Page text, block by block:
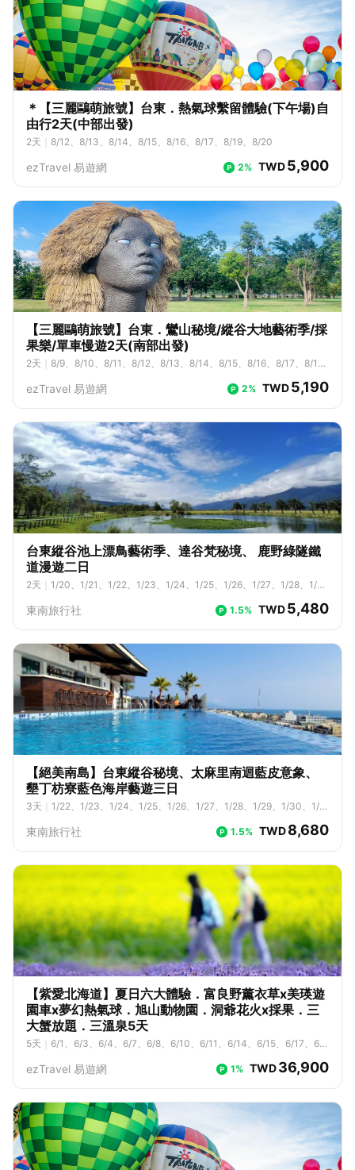
23、9/24、9/25、9/26、9/27、9/28、9/29、9/30、10/1、10/2、10/
3、10/4、10/5、10/6、10/7、10/8、10/9、10/10、10/11、10/12、1
0/13、10/14、10/15、10/16、10/17、10/18、10/19、10/20、10/2
1、10/22、10/23、10/24、10/25、10/26、10/27、10/28、10/29、1
0/30、10/31、11/1、11/2、11/3、11/4、11/5、11/6、11/7、11/8、11/
9、11/10、11/11、11/12、11/13、11/14、11/15、11/16、11/17、11/1
8、11/19、11/20、11/21、11/22、11/23、11/24、11/25、11/26、11/2
7、11/28、11/29、11/30、12/1、12/2、12/3、12/4、12/5、12/6、12/
7、12/8、12/9、12/10、12/11、12/12、12/13、12/14、12/15、12/1
6、12/17、12/18、12/19、12/20、12/21、12/22、12/23、12/24、12/
10/12、10/13、10/14、10/15、10/16、10/17、10/18、10/19、10/2
0、10/21、10/22、10/23、10/24、10/27、10/28、10/29、10/30、1
0/31、11/1、11/2、11/3、11/4、11/5、11/6、11/7、11/8、11/9、11/1
0、11/11、11/12、11/13、11/14、11/15、11/16、11/17、11/18、11/1
9、11/20、11/21、11/22、11/23、11/24、11/25、11/26、11/27、11/2
8、11/29、11/30、12/1、12/2、12/3、12/4、12/5、12/6、12/7、12/
8、12/9、12/10、12/11、12/12、12/13、12/14、12/15、12/16、12/1
7、12/18、12/19、12/20、12/21、12/22、12/23、12/24、12/25、12/
26、12/27、12/28、12/29
＊【三麗鷗萌旅號】台東．熱氣球繫留體驗(下午場)自
由行2天(中部出發)
2天 8/12、8/13、8/14、8/15、8/16、8/17、8/19、8/20
ezTravel 易遊網 2% TWD5,900
【三麗鷗萌旅號】台東．鸞山秘境/縱谷大地藝術季/採
果樂/單車慢遊2天(南部出發)
2天
8/9、8/10、8/11、8/12、8/13、8/14、8/15、8/16、8/17、8/1
8、8/29、8/30、8/31、9/1、9/2、9/3、9/4、9/5、9/6、9/7、9/8、
9、9/20、9/21、9/22、9/23、9/24、9/25、9/26、9/27、9/28、9/2
9、9/30、10/1、10/2、10/3、10/4、10/5、10/6、10/7、10/8、10/
9、10/10、10/11、10/12、10/13、10/14、10/15、10/16、10/17、1
0/18、10/19、10/20、10/21、10/22、10/23、10/24、10/25、10/2
6、10/27、10/28、10/29、10/30、10/31、11/1、11/2、11/3、11/4、
11/5、11/6、11/7、11/8、11/9、11/10、11/11、11/12、11/13、11/14、
11/15、11/16、11/17、11/18、11/19、11/20、11/21、11/22、11/23、1
1/24、11/25、11/26、11/27、11/28、11/29、11/30、12/1、12/2、12/
3、12/4、12/5、12/6、12/7、12/8、12/9、12/10、12/11、12/12、12/
13、12/14、12/15、12/16、12/17、12/18、12/19、12/20、12/21、12/
22、12/23、12/24、12/25、12/26、12/27、12/28、12/29、12/30、1
2/31
ezTravel 易遊網 2% TWD5,190
台東縱谷池上漂鳥藝術季、達谷梵秘境、 鹿野綠隧鐵
道漫遊二日
2天
1/20、1/21、1/22、1/23、1/24、1/25、1/26、1/27、1/28、1/2
0、2/11、2/12、2/13、2/14、2/23、2/24、2/25、2/26、2/27、2/2
3/12、3/13、3/14、3/15、3/16、3/17、3/18、3/19、3/20、3/21、
3/22、3/23、3/24、3/25、3/26、3/27、3/28、3/29、3/30、3/3
1、4/1、4/2、4/3、4/4、4/5、4/6、4/7、4/8、4/9、4/10、4/11、
4/12、4/13、4/14、4/15、4/16、4/17、4/18、4/19、4/20、4/21、
4/22、4/23、4/24、4/25、4/26、4/27、4/28、4/29、4/30、5/1、
5/2、5/3、5/4、5/5、5/6、5/7、5/8、5/9、5/10、5/11、5/12、5/1
3、5/14、5/15、5/16、5/17、5/18、5/19、5/20、5/21、5/22、5/2
3、5/24、5/25、5/26、5/27、5/28、5/29、5/30、5/31、6/1、6/2、
6/3、6/4、6/5、6/6、6/7、6/8、6/9、6/10、6/11、6/12、6/13、6/1
4、6/15、6/16、6/17、6/18、6/19、6/20、6/21、6/22、6/23、6/2
4、6/25、6/26、6/27、6/28、6/29、6/30、7/1、7/2、7/3、7/4、7/
5、7/6、7/7、7/8、7/9、7/10、7/11、7/12、7/13、7/14、7/15、7/1
6、7/17、7/18、7/19、7/20、7/21、7/22、7/23、7/24、7/25、7/2
6、7/27、7/28、7/29、7/30、7/31、8/1、8/2、8/3、8/4、8/5、8/
6、8/7、8/8、8/9、8/10、8/11、8/12、8/13、8/14、8/15、8/16、8/1
7、8/28、8/29、8/30、8/31、9/1、9/2、9/3、9/4、9/5、9/6、9/7、
9/8、9/9、9/10、9/11、9/12、9/13、9/14、9/15、9/16、9/17、9/1
8、9/19、9/20、9/21、9/22、9/23、9/24、9/25、9/26、9/27、9/2
8、9/29、9/30、10/1、10/2、10/3、10/4、10/5、10/6、10/7、10/
8、10/9、10/10、10/11、10/12、10/13、10/14、10/15、10/16、10/
17、10/18、10/19、10/20、10/21、10/22、10/23、10/24、10/25、
10/26、10/27、10/28、10/29、10/30、10/31、11/1、11/2、11/3、1
1/4、11/5、11/6、11/7、11/8、11/9、11/10、11/11、11/12、11/13、1
1/14、11/15、11/16、11/17、11/18、11/19、11/20、11/21、11/22、1
1/23、11/24、11/25、11/26、11/27、11/28、11/29、11/30、12/1、1
2/2、12/3、12/4、12/5、12/6、12/7、12/8、12/9、12/10、12/11、1
2/12、12/13、12/14、12/15、12/16、12/17、12/18、12/19、12/20、1
2/21、12/22、12/23、12/24、12/25、12/26、12/27、12/28、12/29、
東南旅行社 1.5% TWD5,480
【絕美南島】台東縱谷秘境、太麻里南迴藍皮意象、
墾丁枋寮藍色海岸藝遊三日
3天
1/22、1/23、1/24、1/25、1/26、1/27、1/28、1/29、1/30、1/3
2、2/13、2/23、2/24、2/25、2/26、2/27、2/28、3/1、3/2、3/3、
3/15、3/16、3/17、3/18、3/19、3/20、3/21、3/22、3/23、3/24、
3/25、3/26、3/27、3/28、3/29、3/30、3/31、4/1、4/2、4/3、4/
4、4/5、4/6、4/7、4/8、4/9、4/10、4/11、4/12、4/13、4/14、4/1
5、4/16、4/17、4/18、4/19、4/20、4/21、4/22、4/23、4/24、4/2
5、4/26、4/27、4/28、4/29、4/30、5/1、5/2、5/3、5/4、5/5、5/
6、5/7、5/8、5/9、5/10、5/11、5/12、5/13、5/14、5/15、5/16、5/1
7、5/18、5/19、5/20、5/21、5/22、5/23、5/24、5/25、5/26、5/2
7、5/28、5/29、5/30、5/31、6/1、6/2、6/3、6/4、6/5、6/6、6/7、
6/8、6/9、6/10、6/11、6/12、6/13、6/14、6/15、6/16、6/17、6/1
8、6/19、6/20、6/21、6/22、6/23、6/24、6/25、6/26、6/27、6/2
8、6/29、6/30、7/1、7/2、7/3、7/4、7/5、7/6、7/7、7/8、7/9、7/
10、7/11、7/12、7/13、7/14、7/15、7/16、7/17、7/18、7/19、7/2
0、7/21、7/22、7/23、7/24、7/25、7/26、7/27、7/28、7/29、7/3
0、7/31、8/1、8/2、8/3、8/4、8/5、8/6、8/7、8/8、8/9、8/10、8/1
1、8/12、8/13、8/14、8/15、8/16、8/17、8/18、8/19、8/20、8/21、
8/22、8/23、8/24、8/25、8/26、8/27、8/28、8/29、8/30、8/31、
9/13、9/14、9/15、9/16、9/17、9/18、9/19、9/20、9/21、9/22、9/
23、9/24、9/25、9/26、9/27、9/28、9/29、9/30、10/1、10/2、10/
3、10/4、10/5、10/6、10/7、10/8、10/9、10/10、10/11、10/12、1
0/13、10/14、10/15、10/16、10/17、10/18、10/19、10/20、10/2
1、10/22、10/23、10/24、10/25、10/26、10/27、10/28、10/29、1
東南旅行社 1.5% TWD8,680
【紫愛北海道】夏日六大體驗．富良野薰衣草x美瑛遊
園車x夢幻熱氣球．旭山動物園．洞爺花火x採果．三
大蟹放題．三溫泉5天
5天
6/1、6/3、6/4、6/7、6/8、6/10、6/11、6/14、6/15、6/17、6/1
8、7/9、7/12、7/13、7/15、7/16、7/19、7/20、7/22、7/23、7/26、
8/16、8/17、8/19、8/20、8/23、8/24、8/26、8/27、8/30、8/31、
9/2、9/3、9/6、9/7、9/9、9/13、9/14、9/16、9/17、9/20、9/21、9/
23、9/24、9/27、9/28、9/30
ezTravel 易遊網 1% TWD36,900